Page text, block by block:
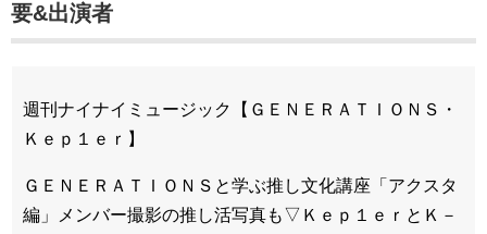
要&出演者
週刊ナイナイミュージック【ＧＥＮＥＲＡＴＩＯＮＳ・
Ｋｅｐ１ｅｒ】
ＧＥＮＥＲＡＴＩＯＮＳと学ぶ推し文化講座「アクスタ
編」メンバー撮影の推し活写真も▽Ｋｅｐ１ｅｒとＫ－